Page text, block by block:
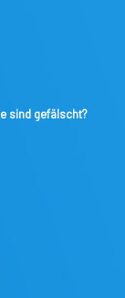
sind gefälscht?